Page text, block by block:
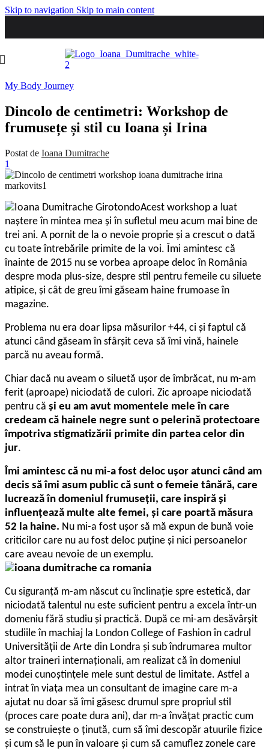
Skip to navigation Skip to main content
My Body Journey
Dincolo de centimetri: Workshop de
frumusețe și stil cu Ioana și Irina
Postat de Ioana Dumitrache
1
Acest workshop a luat
naștere în mintea mea și în sufletul meu acum mai bine de
trei ani. A pornit de la o nevoie proprie și a crescut o dată
cu toate întrebările primite de la voi. Îmi amintesc că
înainte de 2015 nu se vorbea aproape deloc în România
despre moda plus-size, despre stil pentru femeile cu siluete
atipice, și cât de greu îmi găseam haine frumoase în
magazine.
Problema nu era doar lipsa măsurilor +44, ci și faptul că
atunci când găseam în sfârșit ceva să îmi vină, hainele
parcă nu aveau formă.
Chiar dacă nu aveam o siluetă ușor de îmbrăcat, nu m-am
ferit (aproape) niciodată de culori. Zic aproape niciodată
pentru că și eu am avut momentele mele în care
credeam că hainele negre sunt o pelerină protectoare
împotriva stigmatizării primite din partea celor din
jur.
Îmi amintesc că nu mi-a fost deloc ușor atunci când am
decis să îmi asum public că sunt o femeie tânără, care
lucrează în domeniul frumuseții, care inspiră și
influențează multe alte femei, și care poartă măsura
52 la haine. Nu mi-a fost ușor să mă expun de bună voie
criticilor care nu au fost deloc puține și nici persoanelor
care aveau nevoie de un exemplu.
Cu siguranță m-am născut cu înclinație spre estetică, dar
niciodată talentul nu este suficient pentru a excela într-un
domeniu fără studiu și practică. După ce mi-am desăvârșit
studiile în machiaj la London College of Fashion în cadrul
Universității de Arte din Londra și sub îndrumarea multor
altor traineri internaționali, am realizat că în domeniul
modei cunoștințele mele sunt destul de limitate. Astfel a
intrat în viața mea un consultant de imagine care m-a
ajutat nu doar să îmi găsesc drumul spre propriul stil
(proces care poate dura ani), dar m-a învățat practic cum
se construiește o ținută, cum să îmi descopăr atuurile fizice
și cum să le pun în valoare și cum să camuflez zonele care